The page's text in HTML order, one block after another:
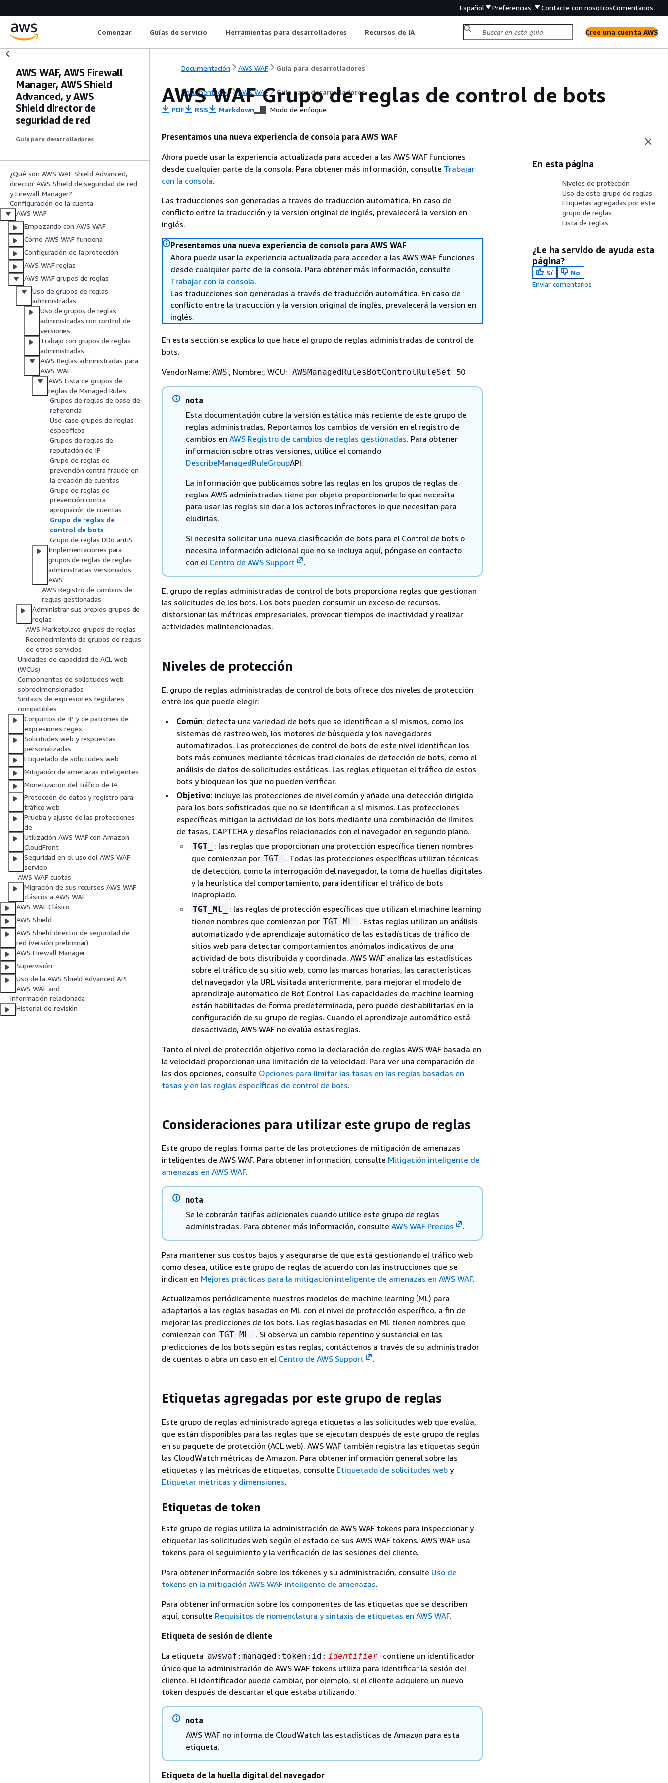
Español Preferencias Contacte con nosotrosComentarios
Comenzar Guías de servicio Herramientas para desarrolladores Recursos de IA Cree una cuenta AWS
AWS WAF, AWS Firewall
Manager, AWS Shield
Advanced, y AWS
Shield director de
seguridad de red
Guía para desarrolladores
¿Qué son AWS WAF Shield Advanced,
director AWS Shield de seguridad de red
y Firewall Manager?
Configuración de la cuenta
AWS WAF
Empezando con AWS WAF
Cómo AWS WAF funciona
Configuración de la protección
AWS WAF reglas
AWS WAF grupos de reglas
Uso de grupos de reglas
administradas
Uso de grupos de reglas
administradas con control de
versiones
Trabajo con grupos de reglas
administradas
AWS Reglas administradas para
AWS WAF
AWS Lista de grupos de
reglas de Managed Rules
Grupos de reglas de base de
referencia
Use-case grupos de reglas
específicos
Grupos de reglas de
reputación de IP
Grupo de reglas de
prevención contra fraude en
la creación de cuentas
Grupo de reglas de
prevención contra
apropiación de cuentas
Grupo de reglas de
control de bots
Grupo de reglas DDo antiS
Implementaciones para
grupos de reglas de reglas
administradas versionados
AWS
AWS Registro de cambios de
reglas gestionadas
Administrar sus propios grupos de
reglas
AWS Marketplace grupos de reglas
Reconocimiento de grupos de reglas
de otros servicios
Unidades de capacidad de ACL web
(WCUs)
Componentes de solicitudes web
sobredimensionados
Sintaxis de expresiones regulares
compatibles
Conjuntos de IP y de patrones de
expresiones regex
Solicitudes web y respuestas
personalizadas
Etiquetado de solicitudes web
Mitigación de amenazas inteligentes
Monetización del tráfico de IA
Protección de datos y registro para
tráfico web
Prueba y ajuste de las protecciones
de
Utilización AWS WAF con Amazon
CloudFront
Seguridad en el uso del AWS WAF
servicio
AWS WAF cuotas
Migración de sus recursos AWS WAF
clásicos a AWS WAF
AWS WAF Clásico
AWS Shield
AWS Shield director de seguridad de
red (versión preliminar)
AWS Firewall Manager
Supervisión
Uso de la AWS Shield Advanced API
AWS WAF and
Información relacionada
Historial de revisión
Documentación AWS WAF Guía para desarrolladores
Documentación AWS WAF Guía para desarrolladores
AWS WAF Grupo de reglas de control de bots
PDF RSS Markdown Modo de enfoque
Presentamos una nueva experiencia de consola para AWS WAF
Ahora puede usar la experiencia actualizada para acceder a las AWS WAF funciones
desde cualquier parte de la consola. Para obtener más información, consulte Trabajar
con la consola.
Las traducciones son generadas a través de traducción automática. En caso de
conflicto entre la traducción y la version original de inglés, prevalecerá la version en
inglés.
Presentamos una nueva experiencia de consola para AWS WAF
Ahora puede usar la experiencia actualizada para acceder a las AWS WAF funciones
desde cualquier parte de la consola. Para obtener más información, consulte
Trabajar con la consola.
Las traducciones son generadas a través de traducción automática. En caso de
conflicto entre la traducción y la version original de inglés, prevalecerá la version en
inglés.
En esta sección se explica lo que hace el grupo de reglas administradas de control de
bots.
VendorName: AWS , Nombre:, WCU: AWSManagedRulesBotControlRuleSet 50
nota
Esta documentación cubre la versión estática más reciente de este grupo de
reglas administradas. Reportamos los cambios de versión en el registro de
cambios en AWS Registro de cambios de reglas gestionadas. Para obtener
información sobre otras versiones, utilice el comando
DescribeManagedRuleGroupAPI.
La información que publicamos sobre las reglas en los grupos de reglas de
reglas AWS administradas tiene por objeto proporcionarle lo que necesita
para usar las reglas sin dar a los actores infractores lo que necesitan para
eludirlas.
Si necesita solicitar una nueva clasificación de bots para el Control de bots o
necesita información adicional que no se incluya aquí, póngase en contacto
con el Centro de AWS Support .
El grupo de reglas administradas de control de bots proporciona reglas que gestionan
las solicitudes de los bots. Los bots pueden consumir un exceso de recursos,
distorsionar las métricas empresariales, provocar tiempos de inactividad y realizar
actividades malintencionadas.
Niveles de protección
El grupo de reglas administradas de control de bots ofrece dos niveles de protección
entre los que puede elegir:
Común: detecta una variedad de bots que se identifican a sí mismos, como los
sistemas de rastreo web, los motores de búsqueda y los navegadores
automatizados. Las protecciones de control de bots de este nivel identifican los
bots más comunes mediante técnicas tradicionales de detección de bots, como el
análisis de datos de solicitudes estáticas. Las reglas etiquetan el tráfico de estos
bots y bloquean los que no pueden verificar.
Objetivo: incluye las protecciones de nivel común y añade una detección dirigida
para los bots sofisticados que no se identifican a sí mismos. Las protecciones
específicas mitigan la actividad de los bots mediante una combinación de límites
de tasas, CAPTCHA y desafíos relacionados con el navegador en segundo plano.
TGT_
: las reglas que proporcionan una protección específica tienen nombres
que comienzan por TGT_
. Todas las protecciones específicas utilizan técnicas
de detección, como la interrogación del navegador, la toma de huellas digitales
y la heurística del comportamiento, para identificar el tráfico de bots
inapropiado.
TGT_ML_
: las reglas de protección específicas que utilizan el machine learning
tienen nombres que comienzan por TGT_ML_
. Estas reglas utilizan un análisis
automatizado y de aprendizaje automático de las estadísticas de tráfico de
sitios web para detectar comportamientos anómalos indicativos de una
actividad de bots distribuida y coordinada. AWS WAF analiza las estadísticas
sobre el tráfico de su sitio web, como las marcas horarias, las características
del navegador y la URL visitada anteriormente, para mejorar el modelo de
aprendizaje automático de Bot Control. Las capacidades de machine learning
están habilitadas de forma predeterminada, pero puede deshabilitarlas en la
configuración de su grupo de reglas. Cuando el aprendizaje automático está
desactivado, AWS WAF no evalúa estas reglas.
Tanto el nivel de protección objetivo como la declaración de reglas AWS WAF basada en
la velocidad proporcionan una limitación de la velocidad. Para ver una comparación de
las dos opciones, consulte Opciones para limitar las tasas en las reglas basadas en
tasas y en las reglas específicas de control de bots.
Consideraciones para utilizar este grupo de reglas
Este grupo de reglas forma parte de las protecciones de mitigación de amenazas
inteligentes de AWS WAF. Para obtener información, consulte Mitigación inteligente de
amenazas en AWS WAF.
nota
Se le cobrarán tarifas adicionales cuando utilice este grupo de reglas
administradas. Para obtener más información, consulte AWS WAF Precios .
Para mantener sus costos bajos y asegurarse de que está gestionando el tráfico web
como desea, utilice este grupo de reglas de acuerdo con las instrucciones que se
indican en Mejores prácticas para la mitigación inteligente de amenazas en AWS WAF.
Actualizamos periódicamente nuestros modelos de machine learning (ML) para
adaptarlos a las reglas basadas en ML con el nivel de protección específico, a fin de
mejorar las predicciones de los bots. Las reglas basadas en ML tienen nombres que
comienzan con TGT_ML_
. Si observa un cambio repentino y sustancial en las
predicciones de los bots según estas reglas, contáctenos a través de su administrador
de cuentas o abra un caso en el Centro de AWS Support .
Etiquetas agregadas por este grupo de reglas
Este grupo de reglas administrado agrega etiquetas a las solicitudes web que evalúa,
que están disponibles para las reglas que se ejecutan después de este grupo de reglas
en su paquete de protección (ACL web). AWS WAF también registra las etiquetas según
las CloudWatch métricas de Amazon. Para obtener información general sobre las
etiquetas y las métricas de etiquetas, consulte Etiquetado de solicitudes web y
Etiquetar métricas y dimensiones.
Etiquetas de token
Este grupo de reglas utiliza la administración de AWS WAF tokens para inspeccionar y
etiquetar las solicitudes web según el estado de sus AWS WAF tokens. AWS WAF usa
tokens para el seguimiento y la verificación de las sesiones del cliente.
Para obtener información sobre los tókenes y su administración, consulte Uso de
tokens en la mitigación AWS WAF inteligente de amenazas.
Para obtener información sobre los componentes de las etiquetas que se describen
aquí, consulte Requisitos de nomenclatura y sintaxis de etiquetas en AWS WAF.
Etiqueta de sesión de cliente
La etiqueta awswaf:managed:token:id: identifier contiene un identificador
único que la administración de AWS WAF tokens utiliza para identificar la sesión del
cliente. El identificador puede cambiar, por ejemplo, si el cliente adquiere un nuevo
token después de descartar el que estaba utilizando.
nota
AWS WAF no informa de CloudWatch las estadísticas de Amazon para esta
etiqueta.
Etiqueta de la huella digital del navegador
En esta página
Niveles de protección
Uso de este grupo de reglas
Etiquetas agregadas por este
grupo de reglas
Lista de reglas
¿Le ha servido de ayuda esta
página?
Sí
No
Enviar comentarios